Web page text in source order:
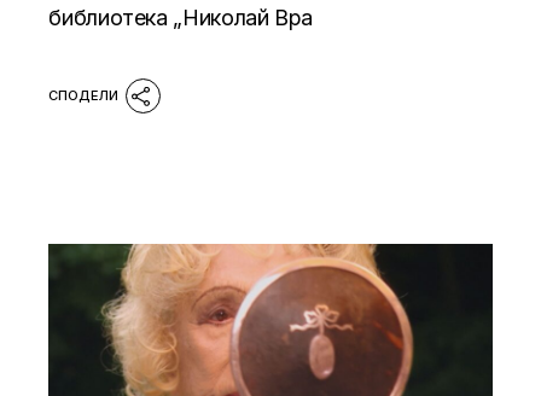
библиотека „Николай Вра